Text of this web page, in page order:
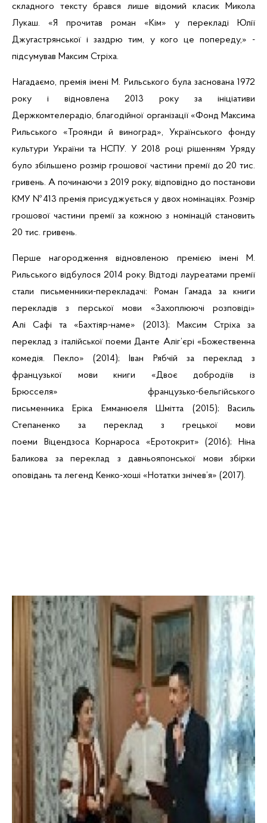
складного тексту брався лише відомий класик Микола
Лукаш. «Я прочитав роман «Кім» у перекладі Юлії
Джугастрянської і заздрю тим, у кого це попереду,» -
підсумував Максим Стріха.
Нагадаємо, премія імені М. Рильського була заснована 1972
року і відновлена 2013 року за ініціативи
Держкомтелерадіо, благодійної організації «Фонд Максима
Рильського «Троянди й виноград», Українського фонду
культури України та НСПУ. У 2018 році рішенням Уряду
було збільшено розмір грошової частини премії до 20 тис.
гривень. А починаючи з 2019 року, відповідно до постанови
КМУ №413 премія присуджується у двох номінаціях. Розмір
грошової частини премії за кожною з номінацій становить
20 тис. гривень.
Перше нагородження відновленою премією імені М.
Рильського відбулося 2014 року. Відтоді лауреатами премії
стали письменники-перекладачі:
Роман Гамада за книги
перекладів з перської мови «Захоплюючі розповіді»
Алі Сафі та «Бахтіяр-наме» (2013); Максим Стріха за
переклад з італійської поеми Данте Аліг’єрі «Божественна
комедія. Пекло» (2014);
Іван Рябчій за переклад з
французької мови книги «Двоє добродіїв із
Брюсселя» французько-бельгійського
письменника Еріка Емманюеля Шмітта (2015); Василь
Степаненко за переклад з грецької мови
поеми Віцендзоса Корнароса «Еротокрит» (2016); Ніна
Баликова за переклад з давньояпонської мови збірки
оповідань та легенд Кенко-хоші «Нотатки знічев’я» (2017).